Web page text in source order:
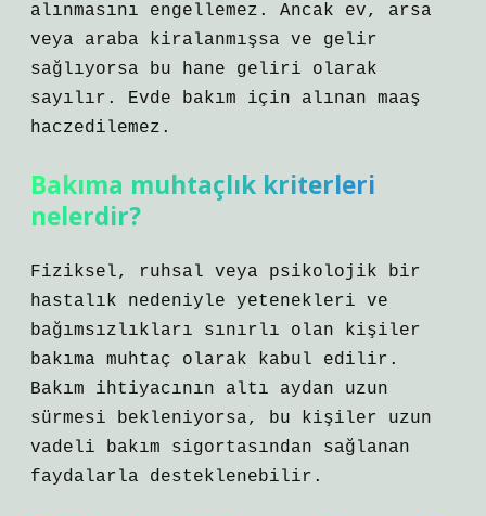
alınmasını engellemez. Ancak ev, arsa
veya araba kiralanmışsa ve gelir
sağlıyorsa bu hane geliri olarak
sayılır. Evde bakım için alınan maaş
haczedilemez.
Bakıma muhtaçlık kriterleri
nelerdir?
Fiziksel, ruhsal veya psikolojik bir
hastalık nedeniyle yetenekleri ve
bağımsızlıkları sınırlı olan kişiler
bakıma muhtaç olarak kabul edilir.
Bakım ihtiyacının altı aydan uzun
sürmesi bekleniyorsa, bu kişiler uzun
vadeli bakım sigortasından sağlanan
faydalarla desteklenebilir.